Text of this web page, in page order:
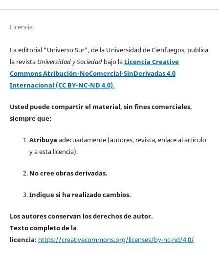
Licencia
La editorial "Universo Sur", de la Universidad de Cienfuegos, publica
la revista Universidad y Sociedad bajo la Licencia Creative
Commons Atribución-NoComercial-SinDerivadas 4.0
Internacional (CC BY-NC-ND 4.0).
Usted puede compartir el material, sin fines comerciales,
siempre que:
Atribuya adecuadamente (autores, revista, enlace al artículo
y a esta licencia).
No cree obras derivadas.
Indique si ha realizado cambios.
Los autores conservan los derechos de autor.
Texto completo de la
licencia: https://creativecommons.org/licenses/by-nc-nd/4.0/